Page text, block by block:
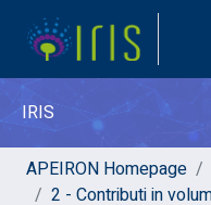
IRIS
APEIRON Homepage
2 - Contributi in